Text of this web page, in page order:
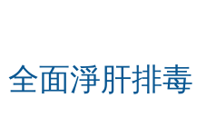
面淨肝排毒